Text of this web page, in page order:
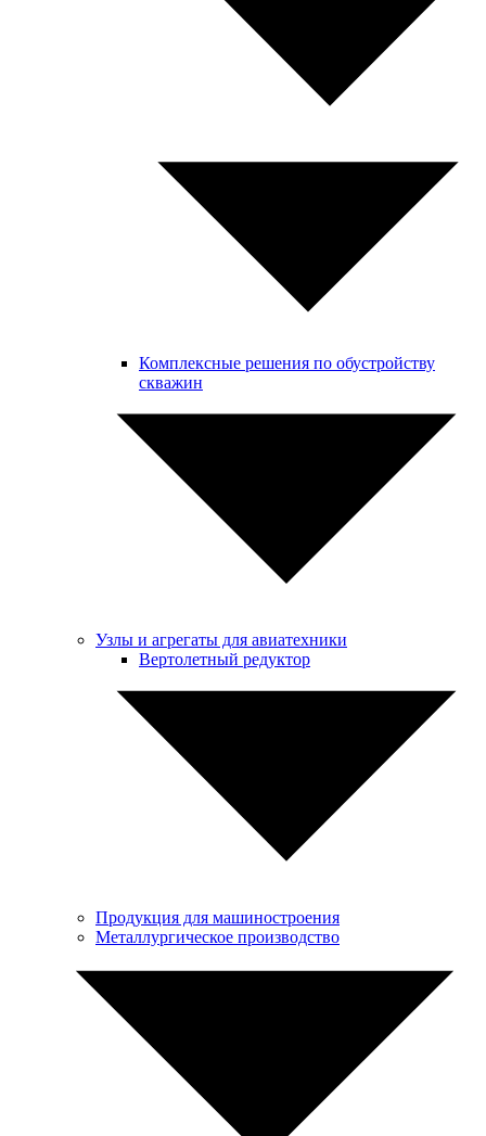
Комплексные решения по обустройству
скважин
Узлы и агрегаты для авиатехники
Вертолетный редуктор
Продукция для машиностроения
Металлургическое производство